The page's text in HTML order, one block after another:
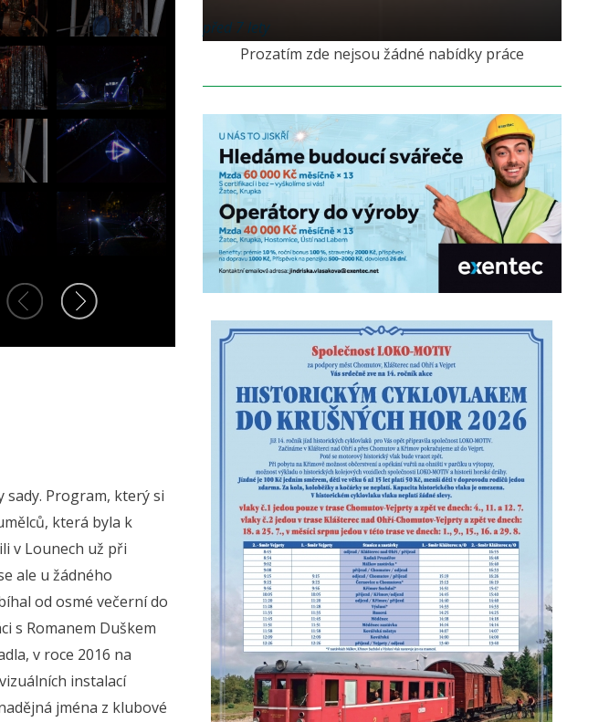
Program, který si
která byla k
v Lounech už při
ale u žádného
od osmé večerní do
s Romanem Duškem
v roce 2016 na
instalací
jména z klubové
před 7 lety
Prozatím zde nejsou žádné nabídky práce